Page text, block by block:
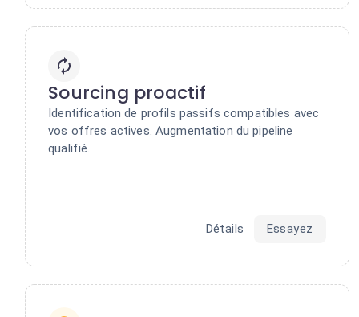
Sourcing proactif
Identification de profils passifs compatibles avec
vos offres actives. Augmentation du pipeline
qualifié.
Détails Essayez